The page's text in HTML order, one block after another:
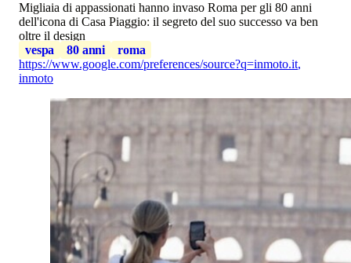
Migliaia di appassionati hanno invaso Roma per gli 80 anni
dell'icona di Casa Piaggio: il segreto del suo successo va ben
oltre il design
vespa
80 anni
roma
https://www.google.com/preferences/source?q=inmoto.it,
inmoto